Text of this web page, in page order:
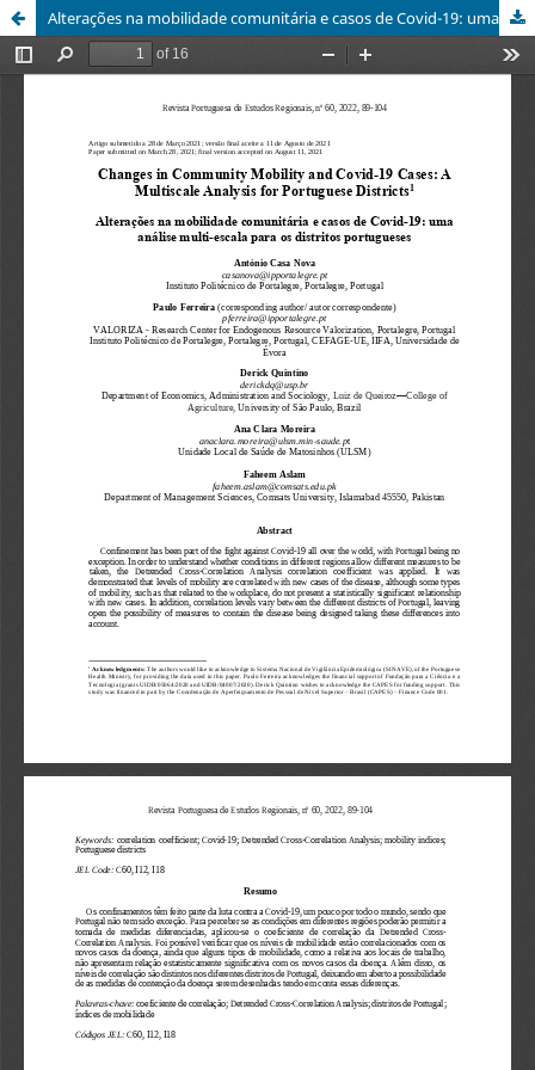
Alterações na mobilidade comunitária e casos de Covid-19: uma análise multi-escala para os distritos portugueses